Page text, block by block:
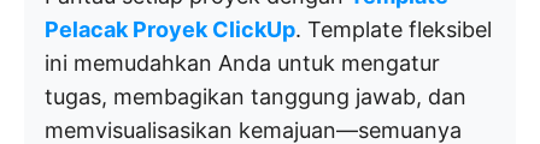
Pelacak Proyek ClickUp. Template fleksibel
ini memudahkan Anda untuk mengatur
tugas, membagikan tanggung jawab, dan
memvisualisasikan kemajuan—semuanya